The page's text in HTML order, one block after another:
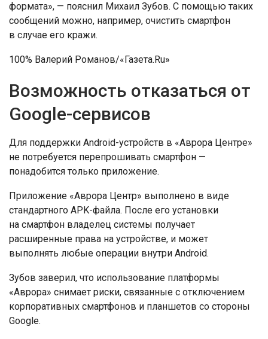
формата», — пояснил Михаил Зубов. С помощью таких
сообщений можно, например, очистить смартфон
в случае его кражи.
100% Валерий Романов/«Газета.Ru»
Возможность отказаться от
Google-сервисов
Для поддержки Android-устройств в «Аврора Центре»
не потребуется перепрошивать смартфон —
понадобится только приложение.
Приложение «Аврора Центр» выполнено в виде
стандартного APK-файла. После его установки
на смартфон владелец системы получает
расширенные права на устройстве, и может
выполнять любые операции внутри Android.
Зубов заверил, что использование платформы
«Аврора» снимает риски, связанные с отключением
корпоративных смартфонов и планшетов со стороны
Google.